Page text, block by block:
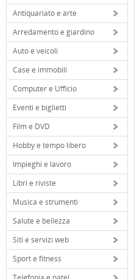
Antiquariato e arte
Arredamento e giardino
Auto e veicoli
Case e immobili
Computer e Ufficio
Eventi e biglietti
Film e DVD
Hobby e tempo libero
Impieghi e lavoro
Libri e riviste
Musica e strumenti
Salute e bellezza
Siti e servizi web
Sport e fitness